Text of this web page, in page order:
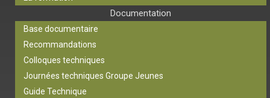
Documentation
Base documentaire
Recommandations
Colloques techniques
Journées techniques Groupe Jeunes
Guide Technique